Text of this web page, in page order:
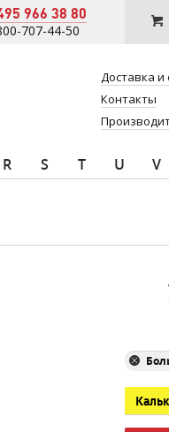
966 38 80
707-44-50
Доставка и
Контакты
R S T U V